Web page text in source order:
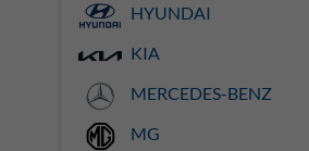
HYUNDAI
KIA
MERCEDES-BENZ
MG